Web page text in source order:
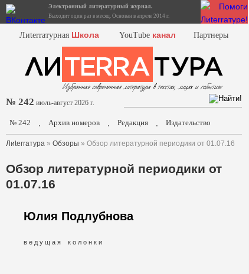
Электронный литературный журнал.
Выходит один раз в месяц. Основан в апреле 2014 г.
Лиterraтурная Школа YouTube канал Партнеры
№ 242 июль-август 2026 г.
№ 242 . Архив номеров . Редакция . Издательство
Лиterraтура » Обзоры » Обзор литературной периодики от 01.07.16
Обзор литературной периодики от
01.07.16
Юлия Подлубнова
в е д у щ а я к о л о н к и